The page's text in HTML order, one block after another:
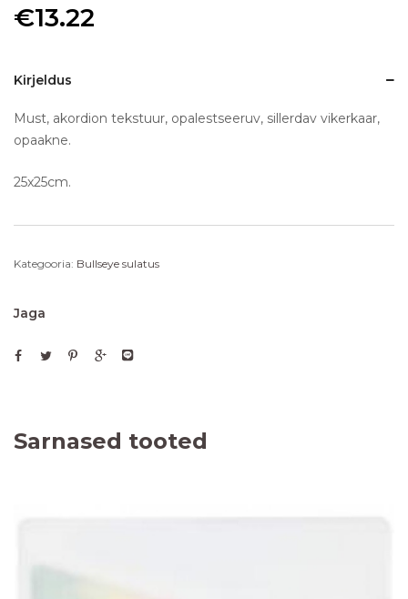
€13.22
Kirjeldus
Must, akordion tekstuur, opalestseeruv, sillerdav vikerkaar,
opaakne.
25x25cm.
Kategooria: Bullseye sulatus
Jaga
Sarnased tooted